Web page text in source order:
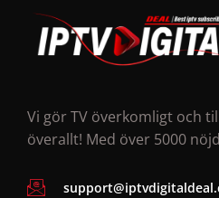
Vi gör TV överkomligt och
överallt! Med över 5000